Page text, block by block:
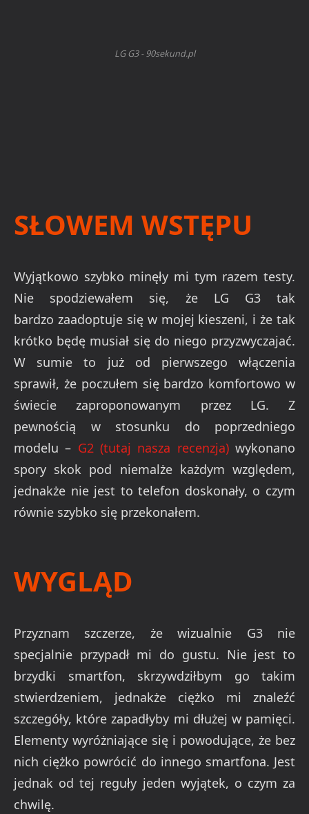
LG G3 - 90sekund.pl
SŁOWEM WSTĘPU
Wyjątkowo szybko minęły mi tym razem testy.
Nie spodziewałem się, że LG G3 tak
bardzo zaadoptuje się w mojej kieszeni, i że tak
krótko będę musiał się do niego przyzwyczajać.
W sumie to już od pierwszego włączenia
sprawił, że poczułem się bardzo komfortowo w
świecie zaproponowanym przez LG. Z
pewnością w stosunku do poprzedniego
modelu – G2 (tutaj nasza recenzja)wykonano
spory skok pod niemalże każdym względem,
jednakże nie jest to telefon doskonały, o czym
równie szybko się przekonałem.
WYGLĄD
Przyznam szczerze, że wizualnie G3 nie
specjalnie przypadł mi do gustu. Nie jest to
brzydki smartfon, skrzywdziłbym go takim
stwierdzeniem, jednakże ciężko mi znaleźć
szczegóły, które zapadłyby mi dłużej w pamięci.
Elementy wyróżniające się i powodujące, że bez
nich ciężko powrócić do innego smartfona. Jest
jednak od tej reguły jeden wyjątek, o czym za
chwilę.